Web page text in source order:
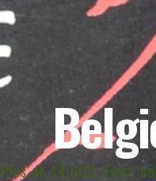
Plus de 14.000 livres